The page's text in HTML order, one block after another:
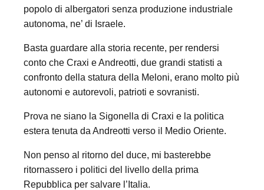
popolo di albergatori senza produzione industriale
autonoma, ne’ di Israele.
Basta guardare alla storia recente, per rendersi
conto che Craxi e Andreotti, due grandi statisti a
confronto della statura della Meloni, erano molto più
autonomi e autorevoli, patrioti e sovranisti.
Prova ne siano la Sigonella di Craxi e la politica
estera tenuta da Andreotti verso il Medio Oriente.
Non penso al ritorno del duce, mi basterebbe
ritornassero i politici del livello della prima
Repubblica per salvare l’Italia.